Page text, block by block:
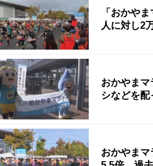
「おかや
人に対し2
おかやま
シなどを
おかやま